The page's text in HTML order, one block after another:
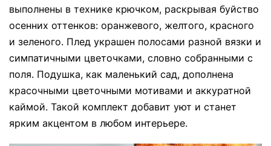
выполнены в технике крючком, раскрывая буйство
осенних оттенков: оранжевого, желтого, красного
и зеленого. Плед украшен полосами разной вязки и
симпатичными цветочками, словно собранными с
поля. Подушка, как маленький сад, дополнена
красочными цветочными мотивами и аккуратной
каймой. Такой комплект добавит уют и станет
ярким акцентом в любом интерьере.